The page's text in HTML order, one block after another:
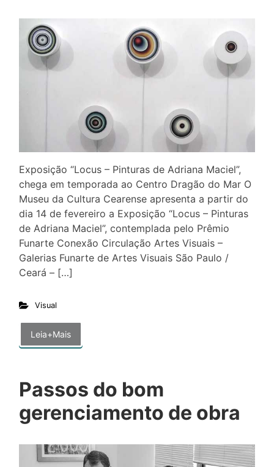
Exposição “Locus – Pinturas de Adriana Maciel”,
chega em temporada ao Centro Dragão do Mar O
Museu da Cultura Cearense apresenta a partir do
dia 14 de fevereiro a Exposição “Locus – Pinturas
de Adriana Maciel”, contemplada pelo Prêmio
Funarte Conexão Circulação Artes Visuais –
Galerias Funarte de Artes Visuais São Paulo /
Ceará – […]
Visual
Leia+Mais
Passos do bom
gerenciamento de obra